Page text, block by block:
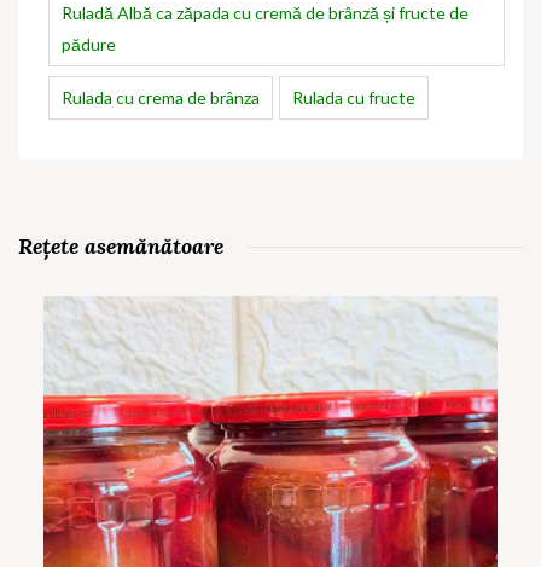
Ruladă Albă ca zăpada cu cremă de brânză și fructe de
pădure
Rulada cu crema de brânza Rulada cu fructe
Rețete asemănătoare